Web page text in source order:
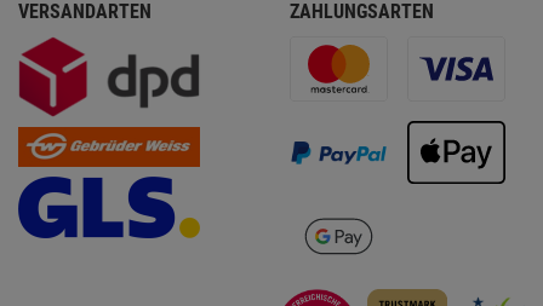
VERSANDARTEN ZAHLUNGSARTEN